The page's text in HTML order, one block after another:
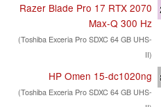
Razer Blade Pro 17 RTX 2070
Max-Q 300 Hz
(Toshiba Exceria Pro SDXC 64 GB UHS-
II)
HP Omen 15-dc1020ng
(Toshiba Exceria Pro SDXC 64 GB UHS-